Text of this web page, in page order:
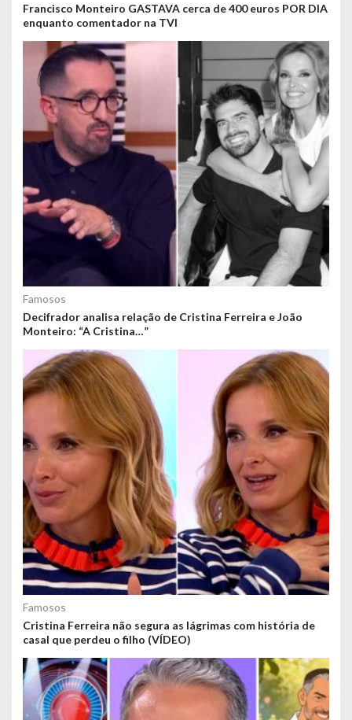
Francisco Monteiro GASTAVA cerca de 400 euros POR DIA
enquanto comentador na TVI
Famosos
Decifrador analisa relação de Cristina Ferreira e João
Monteiro: “A Cristina…”
Famosos
Cristina Ferreira não segura as lágrimas com história de
casal que perdeu o filho (VÍDEO)